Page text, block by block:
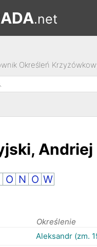
.net
Określeń
Andriej
O N O W
Określenie
Aleksandr (zm.